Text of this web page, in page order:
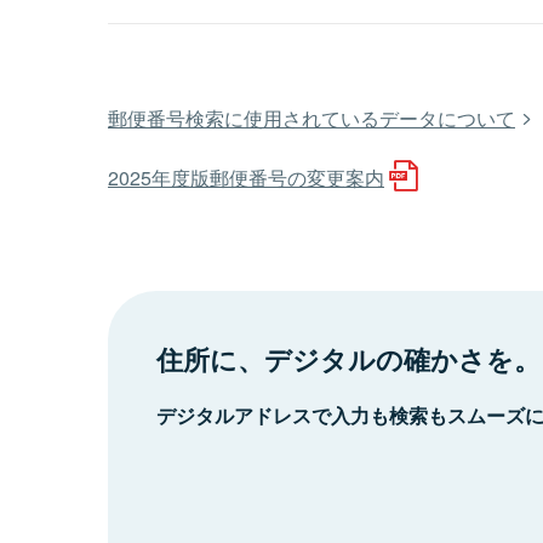
郵便番号検索に使用されているデータについて
2025年度版郵便番号の変更案内
住所に、デジタルの確かさを。
デジタルアドレスで入力も検索もスムーズ